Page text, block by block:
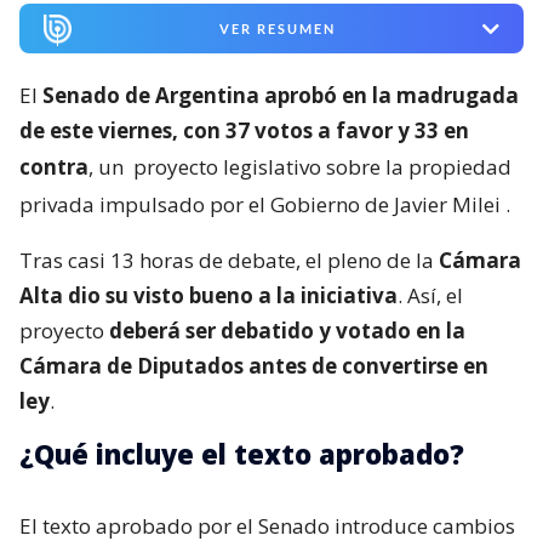
VER RESUMEN
El Senado de Argentina aprobó en la madrugada
de este viernes, con 37 votos a favor y 33 en
contra, un proyecto legislativo sobre la propiedad
privada impulsado por el Gobierno de Javier Milei .
Tras casi 13 horas de debate, el pleno de la Cámara
Alta dio su visto bueno a la iniciativa. Así, el
proyecto deberá ser debatido y votado en la
Cámara de Diputados antes de convertirse en
ley.
¿Qué incluye el texto aprobado?
El texto aprobado por el Senado introduce cambios